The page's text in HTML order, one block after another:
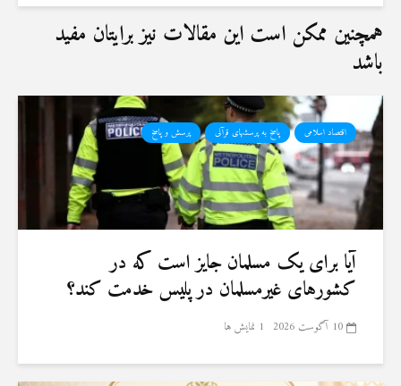
همچنین ممکن است این مقالات نیز برایتان مفید
باشد
اقتصاد اسلامی پاسخ به پرسشهای قرآنی پرسش و پاسخ
آیا برای یک مسلمان جایز است که در
کشورهای غیرمسلمان در پلیس خدمت کند؟
10 آگوست 2026 1 نمایش ها